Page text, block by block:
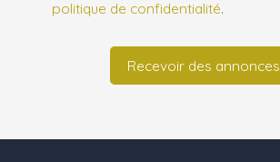
politique de confidentialité.
Recevoir des annonces